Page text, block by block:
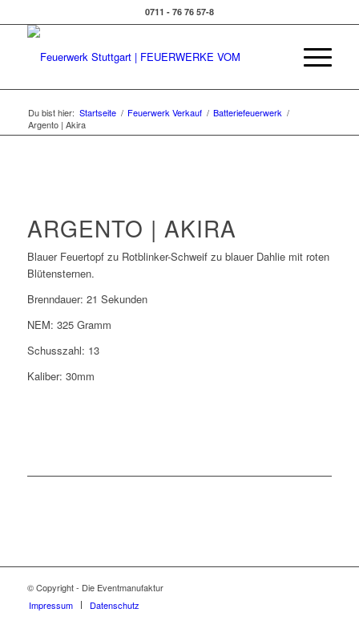
0711 - 76 76 57-8
Du bist hier: Startseite / Feuerwerk Verkauf / Batteriefeuerwerk /
Argento | Akira
ARGENTO | AKIRA
Blauer Feuertopf zu Rotblinker-Schweif zu blauer Dahlie mit roten
Blütensternen.
Brenndauer: 21 Sekunden
NEM: 325 Gramm
Schusszahl: 13
Kaliber: 30mm
© Copyright - Die Eventmanufaktur
Impressum
Datenschutz